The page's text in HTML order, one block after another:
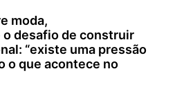
moda,
desafio de construir
“existe uma pressão
o que acontece no